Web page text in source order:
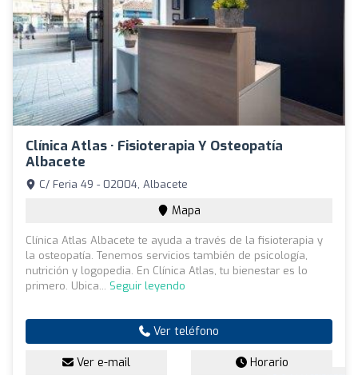
Clínica Atlas · Fisioterapia Y Osteopatía
Albacete
C/ Feria 49 - 02004, Albacete
Mapa
Clínica Atlas Albacete te ayuda a través de la fisioterapia y
la osteopatía. Tenemos servicios también de psicología,
nutrición y logopedia. En Clínica Atlas, tu bienestar es lo
primero. Ubica... Seguir leyendo
Ver teléfono
Ver e-mail Horario